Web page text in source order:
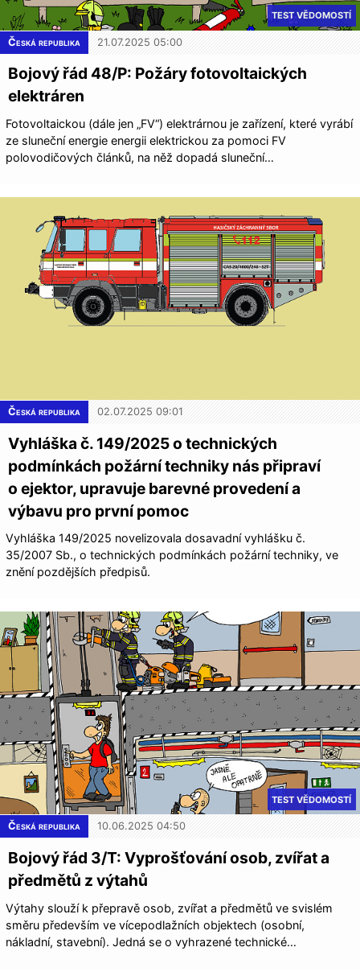
TEST VĚDOMOSTÍ
Česká republika 21.07.2025 05:00
Bojový řád 48/P: Požáry fotovoltaických
elektráren
Fotovoltaickou (dále jen „FV“) elektrárnou je zařízení, které vyrábí
ze sluneční energie energii elektrickou za pomoci FV
polovodičových článků, na něž dopadá sluneční…
Česká republika 02.07.2025 09:01
Vyhláška č. 149/2025 o technických
podmínkách požární techniky nás připraví
o ejektor, upravuje barevné provedení a
výbavu pro první pomoc
Vyhláška 149/2025 novelizovala dosavadní vyhlášku č.
35/2007 Sb., o technických podmínkách požární techniky, ve
znění pozdějších předpisů.
TEST VĚDOMOSTÍ
Česká republika 10.06.2025 04:50
Bojový řád 3/T: Vyprošťování osob, zvířat a
předmětů z výtahů
Výtahy slouží k přepravě osob, zvířat a předmětů ve svislém
směru především ve vícepodlažních objektech (osobní,
nákladní, stavební). Jedná se o vyhrazené technické…